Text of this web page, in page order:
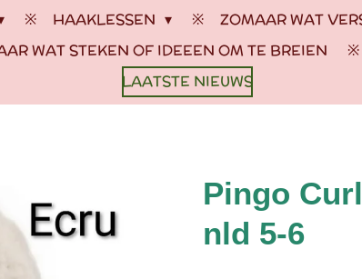
HAAKLESSEN
ZOMAAR WAT
WAT STEKEN OF IDEEEN OM TE BREIEN
LAATSTE NIEUWS
Pingo
nld 5-6